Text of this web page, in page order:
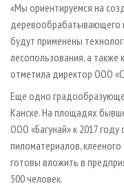
«Мы ориентируемся на
деревообрабатывающего
будут применены
лесопользования, а также
отметила директор ООО
Еще одно
Канске. На площадях
ООО «Багунай» к 2017
пиломатериалов,
готовы вложить в
500 человек.